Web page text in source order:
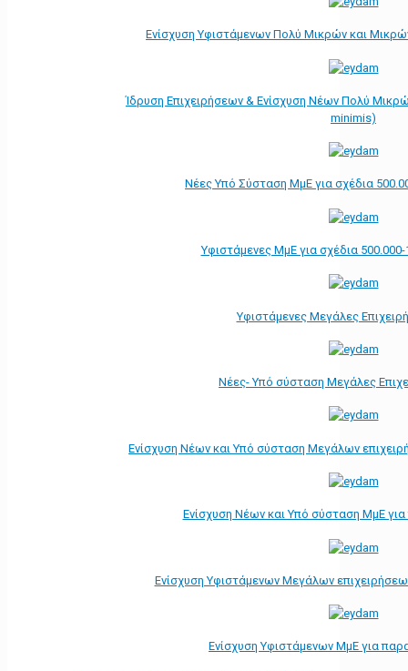
Ενίσχυση Υφιστάμενων Πολύ Μικρών και
Ίδρυση Επιχειρήσεων & Ενίσχυση Νέων Πολύ
minimis)
Νέες Υπό Σύσταση ΜμΕ για σχέδια
Υφιστάμενες ΜμΕ για σχέδια
Υφιστάμενες Μεγάλες
Νέες- Υπό σύσταση Μεγάλες
Ενίσχυση Νέων και Υπό σύσταση Μεγάλων
Ενίσχυση Νέων και Υπό σύσταση ΜμΕ
Ενίσχυση Υφιστάμενων Μεγάλων
Ενίσχυση Υφιστάμενων ΜμΕ για